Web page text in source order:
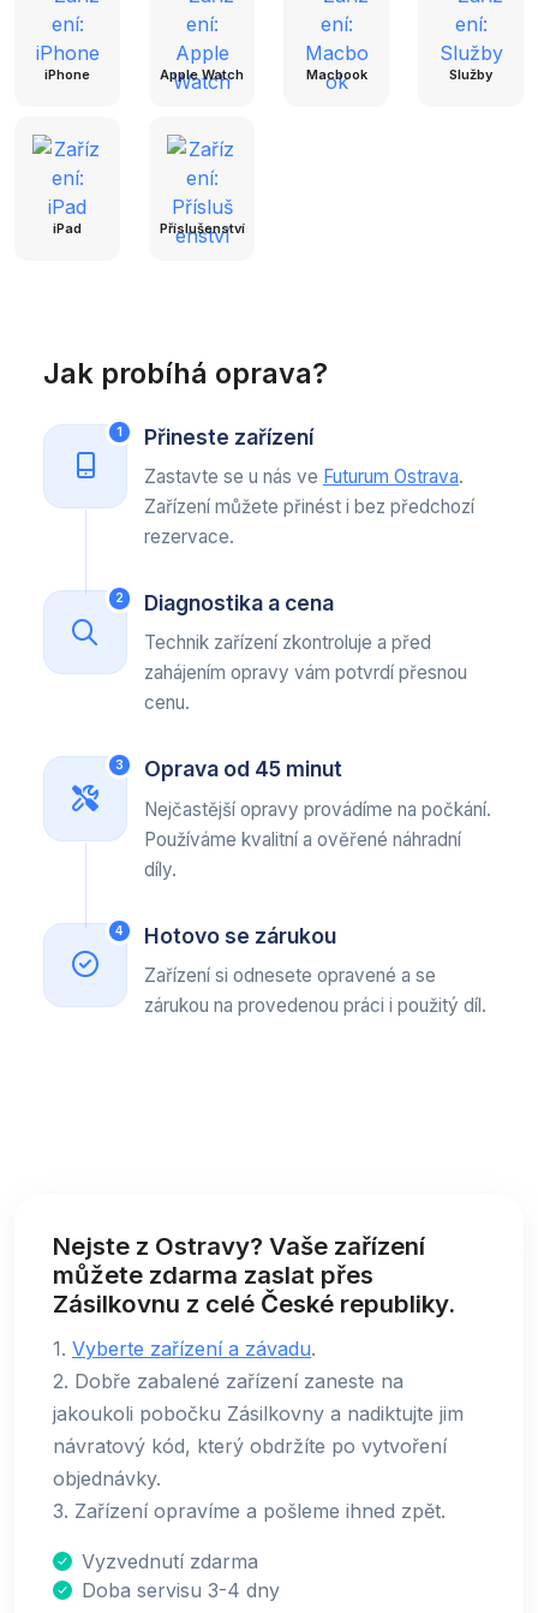
iPhone Apple Watch Macbook Služby
iPad Příslušenství
Jak probíhá oprava?
1 Přineste zařízení
Zastavte se u nás ve Futurum Ostrava.
Zařízení můžete přinést i bez předchozí
rezervace.
2 Diagnostika a cena
Technik zařízení zkontroluje a před
zahájením opravy vám potvrdí přesnou
cenu.
3 Oprava od 45 minut
Nejčastější opravy provádíme na počkání.
Používáme kvalitní a ověřené náhradní
díly.
4 Hotovo se zárukou
Zařízení si odnesete opravené a se
zárukou na provedenou práci i použitý díl.
Nejste z Ostravy? Vaše zařízení
můžete zdarma zaslat přes
Zásilkovnu z celé České republiky.
1. Vyberte zařízení a závadu.
2. Dobře zabalené zařízení zaneste na
jakoukoli pobočku Zásilkovny a nadiktujte jim
návratový kód, který obdržíte po vytvoření
objednávky.
3. Zařízení opravíme a pošleme ihned zpět.
Vyzvednutí zdarma
Doba servisu 3-4 dny